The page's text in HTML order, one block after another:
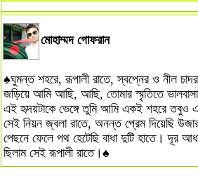
মোহাম্মদ গোফরান
♠ঘুমন্ত শহরে, রূপালী রাতে, স্বপ্নের ও নীল
জড়িয়ে আমি আছি, আছি, তোমার স্মৃতিতে
এই হৃদয়টাকে ভেঙ্গে তুমি আমি একই শহরে তবুও
সেই নিয়ন জ্বলা রাতে, অনন্ত প্রেম দিয়েছি
পেছনে ফেলে পথ হেটেছি বাধা দুটি হাতে। দূর
ছিলাম সেই রূপালী রাতে।♠